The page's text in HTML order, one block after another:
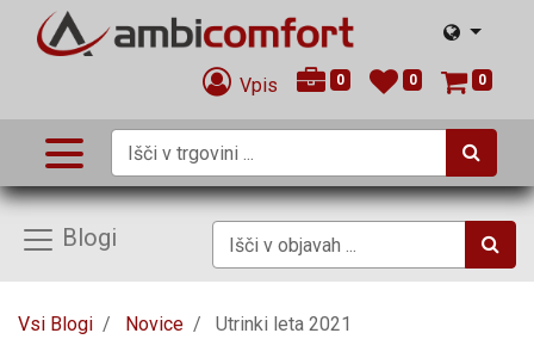
Vpis 0 0 0
Blogi
Vsi Blogi Novice Utrinki leta 2021